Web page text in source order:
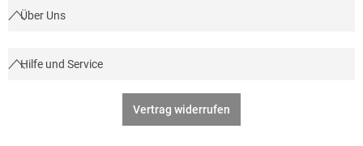
Über Uns
Hilfe und Service
Vertrag widerrufen